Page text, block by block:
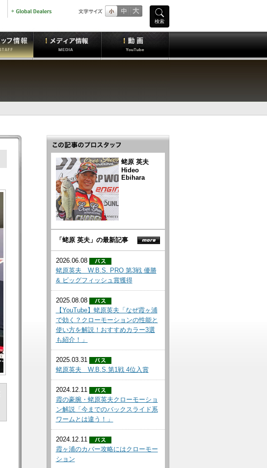
検索
蛯原 英夫
Hideo
Ebihara
「蛯原 英夫」の最新記事
2026.06.08
蛯原英夫 W.B.S. PRO 第3戦 優勝
& ビッグフィッシュ賞獲得
2025.08.08
【YouTube】蛯原英夫「なぜ霞ヶ浦
で効く？クローモーションの性能と
使い方を解説！おすすめカラー3選
も紹介！」
2025.03.31
蛯原英夫 W.B.S.第1戦 4位入賞
2024.12.11
霞の豪腕・蛯原英夫クローモーショ
ン解説「今までのバックスライド系
ワームとは違う！」
2024.12.11
霞ヶ浦のカバー攻略にはクローモー
ション